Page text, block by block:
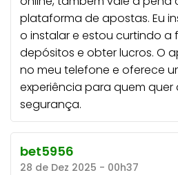
plataforma de apostas. Eu
o instalare estou curtindo a
depósitos e obter lucros. O
no meu telefone e oferece
experiência para quem
segurança.
bet5956
28 de Dez 2025 - 00h37